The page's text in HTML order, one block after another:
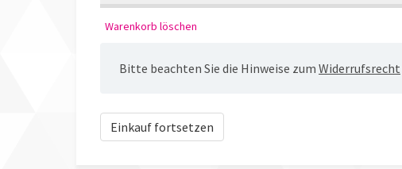
Bitte beachten Sie die Hinweise zum Widerrufsrecht
Einkauf fortsetzen